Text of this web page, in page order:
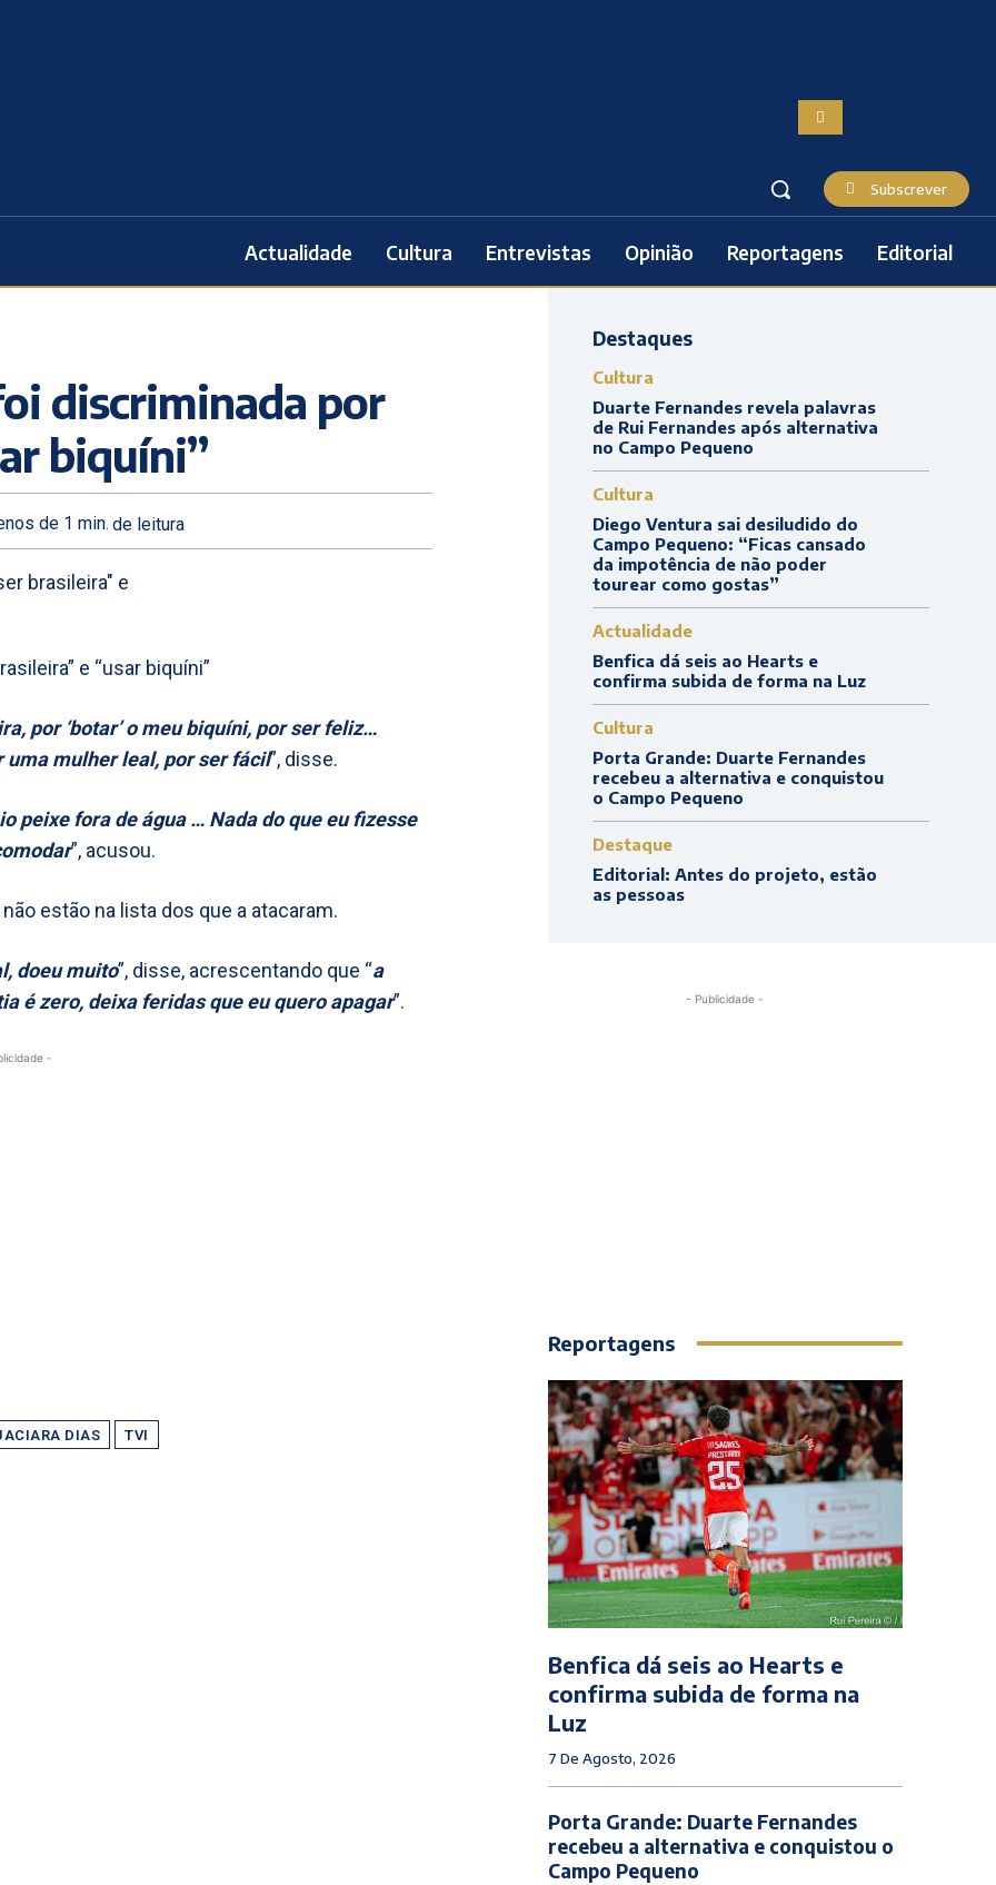
Subscrever
Actualidade Cultura Entrevistas Opinião Reportagens Editorial
discriminada por
biquíni”
de 1 min. de leitura
e “usar biquíni”
por ‘botar’ o meu biquíni, por ser feliz…
mulher leal, por ser fácil”, disse.
peixe fora de água … Nada do que eu fizesse
”, acusou.
estão na lista dos que a atacaram.
doeu muito”, disse, acrescentando que “a
é zero, deixa feridas que eu quero apagar”.
-
DIAS TVI
Destaques
Cultura
Duarte Fernandes revela palavras
de Rui Fernandes após alternativa
no Campo Pequeno
Cultura
Diego Ventura sai desiludido do
Campo Pequeno: “Ficas cansado
da impotência de não poder
tourear como gostas”
Actualidade
Benfica dá seis ao Hearts e
confirma subida de forma na Luz
Cultura
Porta Grande: Duarte Fernandes
recebeu a alternativa e conquistou
o Campo Pequeno
Destaque
Editorial: Antes do projeto, estão
as pessoas
- Publicidade -
Reportagens
Benfica dá seis ao Hearts e
confirma subida de forma na
Luz
7 De Agosto, 2026
Porta Grande: Duarte Fernandes
recebeu a alternativa e conquistou o
Campo Pequeno